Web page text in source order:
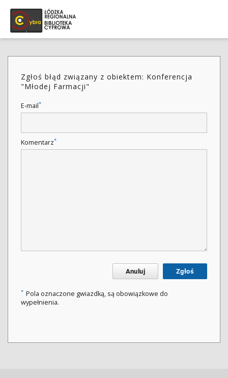
Zgłoś błąd związany z obiektem: Konferencja
"Młodej Farmacji"
E-mail*
Komentarz*
Anuluj Zgłoś
* Pola oznaczone gwiazdką, są obowiązkowe do
wypełnienia.